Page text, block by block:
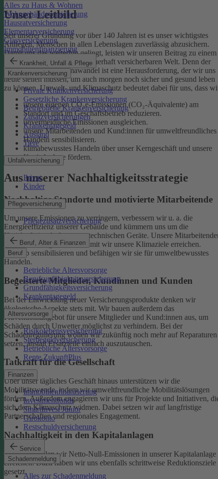
Alles zu Haus & Wohnen
Wohngebäudeversicherung
Hausratversicherung
Elementarversicherung
Glasversicherung
Immobilienfinanzierung
Krankheit, Unfall & Pflege
Krankenversicherung
Private Krankenversicherung
Gesetzliche Krankenversicherung
Betriebliche Krankenversicherung
Zusatzversicherungen
Krankentagegeld
Ausland
Tiere
Unfallversicherung
Privat
Kinder
Pflegeversicherung
Pflegezusatzversicherung
Beruf, Alter & Finanzen
Beruf
Betriebliche Altersvorsorge
Berufsunfähigkeitsversicherung
Grundfähigkeitsversicherung
Krankentagegeld
Altersvorsorge
Risikolebensversicherung
Sterbegeldversicherung
Betriebliche Altersvorsorge
Rente ZukunftPlus
Finanzen
Immobilienfinanzierung
Investmentfonds
SmartInvest Junior
Girokonto
Restschuldversicherung
Service
Schadenmeldung
Alles zur Schadenmeldung
Unser Leitbild
Seit unserer Gründung vor über 140 Jahren ist es unser wichtigstes
Anliegen, Menschen in allen Lebenslagen zuverlässig abzusichern.
Damit uns das weiterhin gelingt, leisten wir unseren Beitrag zu einem
gesunden Klima und einer dauerhaft versicherbaren Welt. Denn der
menschgemachte Klimawandel ist eine Herausforderung, der wir uns
heute stellen müssen, um auch morgen noch sicher und gesund leben
zu können.Umwelt- und Klimaschutz bedeutet dabei für uns, dass
unsere eigenen CO₂e-Emissionen (CO₂-Äquivalente) am
Standort und im Geschäftsbetrieb reduzieren.
unvermeidliche Emissionen ausgleichen.
unsere Mitarbeitenden und Kund:innen für umweltfreundliches
Handeln sensibilisieren.
klimabewusstes Handeln über unser Kerngeschäft und unsere
Kapitalanlage fördern.
Aus unserer Nachhaltigkeitsstrategie
Nachhaltige Standorte und motivierte Mitarbeitende
Um unsere Emissionen zu verringern, verbessern wir u. a. die
Energieeffizienz unserer Gebäude und kümmern uns um die
Kreislaufwirtschaft unserer technischen Geräte. Unsere
sind ein wichtiger Hebel, damit wir unsere Klimaziele erreichen.
Deshalb sensibilisieren und befähigen wir sie für umweltbewusstes
Handeln.
Begeisterte Mitglieder, Kundinnen und Kunden
Bei der Entwicklung neuer Versicherungsprodukte denken wir
ökologische Aspekte stets mit. Wir bauen außerdem das
Präventionsangebot für unsere Mitglieder und Kund:innen aus, um
Schäden durch Unwetter möglichst zu verhindern. Bei der
Schadenregulierung wollen wir zukünftig noch mehr auf Reparaturen
setzen, anstatt Ersatzteile einfach auszutauschen.
Tatkraft für die Gesellschaft
Über unser tägliches Geschäft hinaus unterstützen wir die
Mobilitätswende, indem wir umweltfreundliche Mobilitätslösungen
fördern. Außerdem engagieren wir uns für Projekte und Initiativen,
sich dem Klimaschutz widmen. Dabei setzen wir auf langfristige
Partnerschaften und regionales Engagement.
Nachhaltigkeit in den Kapitalanlagen
Bis 2050 wollen wir Netto-Null-Emissionen in unserer Kapitalanlage
erreichen. Dazu haben wir uns ebenfalls schrittweise Reduktionsziele
gesetzt.